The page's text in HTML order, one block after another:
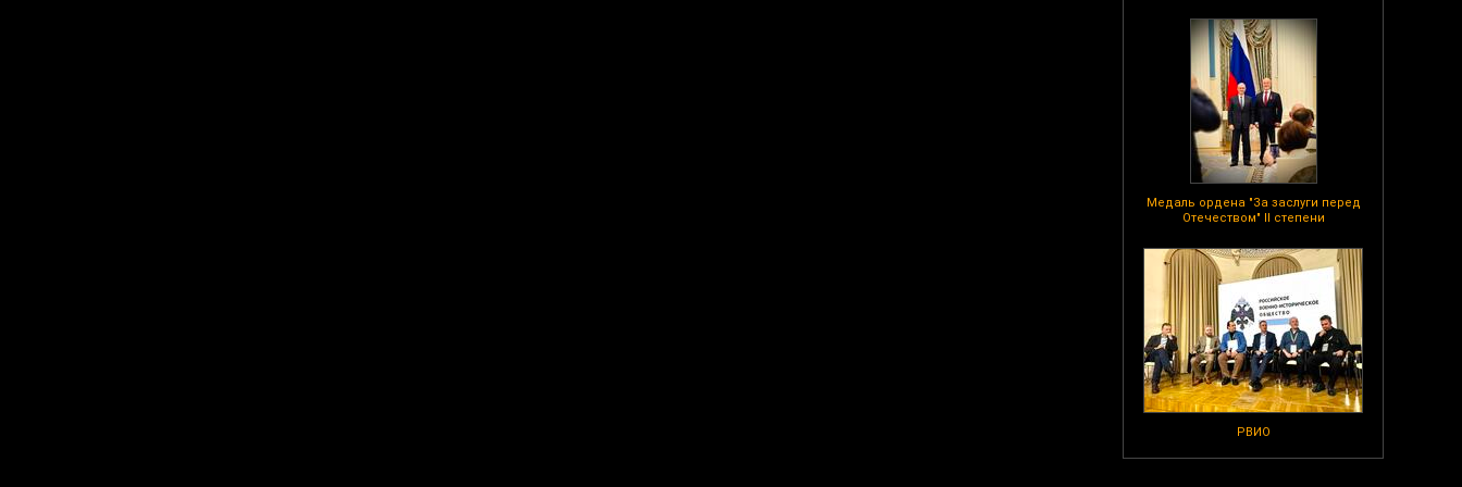
Медаль ордена "За заслуги перед
Отечеством" II степени
РВИО